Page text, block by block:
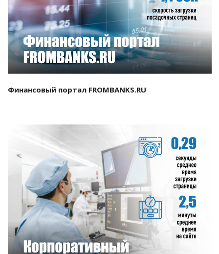
Смотреть проект
Финансовый портал FROMBANKS.RU
Смотреть проект